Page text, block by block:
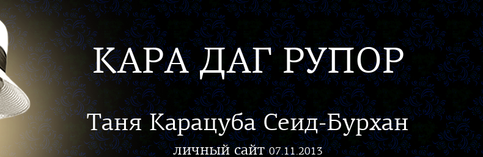
КАРА ДАГ РУПОР
Таня Карацуба Сеид-Бурхан
личный сайт07.11.2013